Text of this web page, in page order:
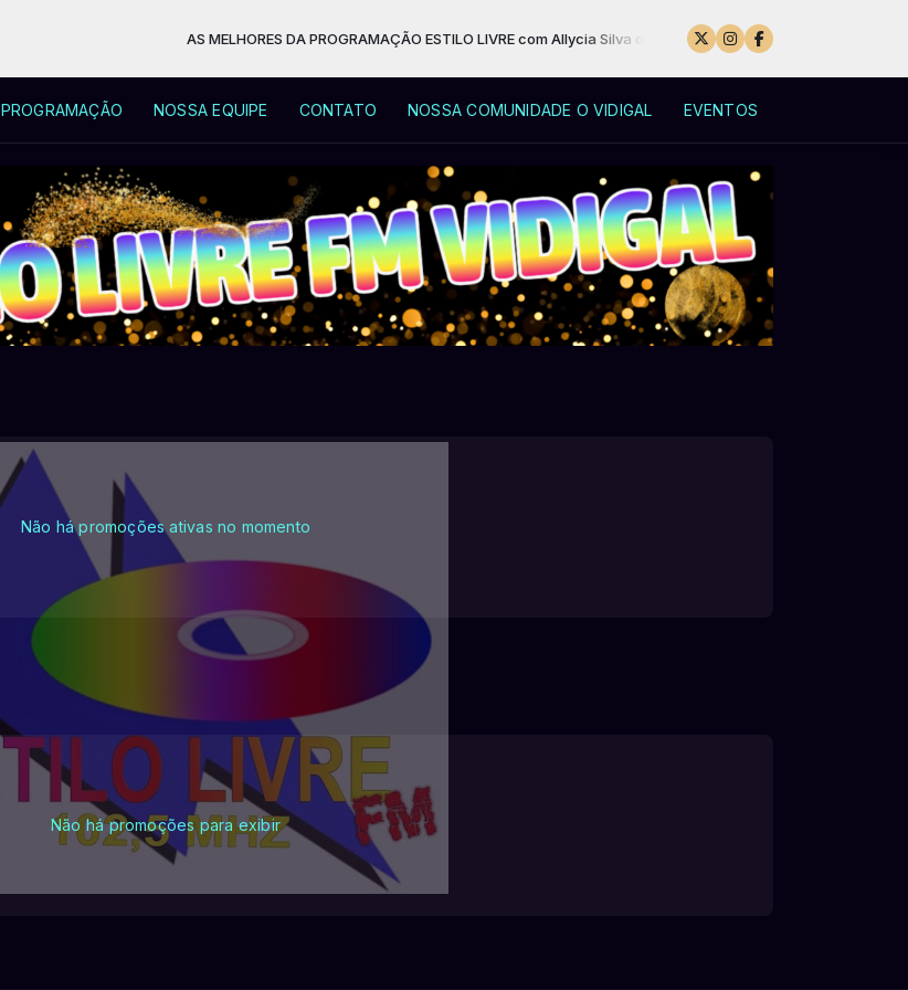
AS MELHORES DA PROGRAMAÇÃO ESTILO LIVRE com Allycia Silva das 00:00 às 23:55
PROGRAMAÇÃO NOSSA EQUIPE CONTATO NOSSA COMUNIDADE O VIDIGAL EVENTOS
Não há promoções ativas no momento
Não há promoções para exibir